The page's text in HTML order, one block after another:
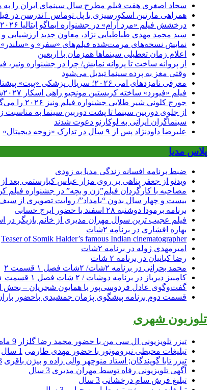
سجاد اصغری هفت فیلم مطرح سال سینمای ایران را به
همراهی مارتین اسکورسیزی با پل توماس ٱندرسن در
درخشش فیلم «مرد آرام» در جشنواره ایماگو ایتالیا ۲۰۲۶
سید محمد مهدی طباطبایی نژاد، معاون جدید
نمایش نسخه‌های مرمت‌شده فیلم‌های «سفر» و «سلندر»
اعلام زمان تعطیلی سینماها همزمان با اربعین
از پروانه ساخت تا پروانه نمایش/ چرا در جشنواره
وقتی مغز به پرده سینما تبدیل می‌شود
معرفی نامزدهای امی ۲۰۲۶؛ سریال پزشکی «پیت» پیشتاز شد
فیلم «فیورد» ساخته کریستین مونجیو راهی اسکار ۲۰۲۷شد
جورج کلونی شیر طلایی جشنواره فیلم ونیز ۲۰۲۶ را می‌گیرد
از جلوی دوربین سینما تا پشت دوربین سینما به
سینماگران ایرانی به لوکارنو دعوت شدند
علیرضا داودنژاد پس از ۹ سال در تدارک «زوجه دیجیتال»
پلاس مدیا
ضبط برنامه افسانه زندگی مدیا به زودی
ویدئو از جعفر پناهی بر روی مزار عباس کیارستمی بعد از
مصاحبه با کارگردان فیلم”زن و بچه” در جشنواره فیلم کن
بیست و چهار سال بدون “بامداد”/ روایت تصویری از
برنامه برمودا دوشنبه ۲۸ اسفند با حضور ایرج حسابی
فیلم عجیب ترین سوال مهران مدیری از خانم بازیگر در
بهاره افشاری در برنامه ۲شات
Teaser of Somik Halder’s famous Indian cinematographer
امیرمهدی ژوله در برنامه ۲شات
رضا کیانیان در برنامه ۲ شات
محمد بحرانی در برنامه ۲شات/ ۲شات فصل ۱ قسمت ۲
کامبیز دیرباز در برنامه دوشات / ۲ شات فصل ۱ قسمت ۱
گفت‌وگوی عادل فردوسی‌پور با همایون شجریان – بخش
قسمت دوم برنامه پیشگوی پژمان جمشیدی باحضور
تلوزیون شهری
تیزر تلویزیونی ال سی من با حضور محمد رضا گلزار 9 ماه
تبلیغات محیطی نیروموتور با حضور مهدی طارمی 1 سال
تیزر تابا گویندگان; استاد منوچهر والی زاده و بیژن باقری 3
آگهی تلویزیونی رفاه توسط مهران مدیری 3 سال
تبلیغ فرش سام درخشانی 3 سال